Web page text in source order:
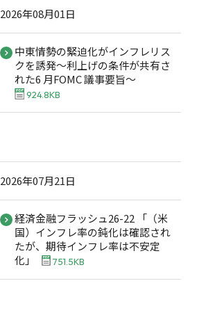
2026年08月01日
中東情勢の緊迫化がインフレリス
クを誘発～利上げの条件が共有さ
れた6 月FOMC 議事要旨～
924.8KB
2026年07月21日
経済金融フラッシュ26-22 「（米
国）インフレ率の鈍化は確認され
たが、期待インフレ率は不安定
化」
751.5KB